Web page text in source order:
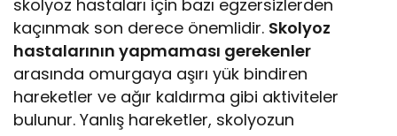
skolyoz hastaları için bazı egzersizlerden
kaçınmak son derece önemlidir. Skolyoz
hastalarının yapmaması gerekenler
arasında omurgaya aşırı yük bindiren
hareketler ve ağır kaldırma gibi aktiviteler
bulunur. Yanlış hareketler, skolyozun